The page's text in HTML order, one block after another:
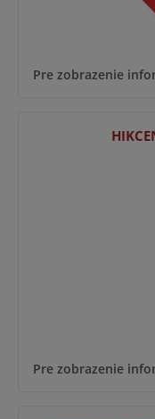
Pre zobrazenie
Pre zobrazenie